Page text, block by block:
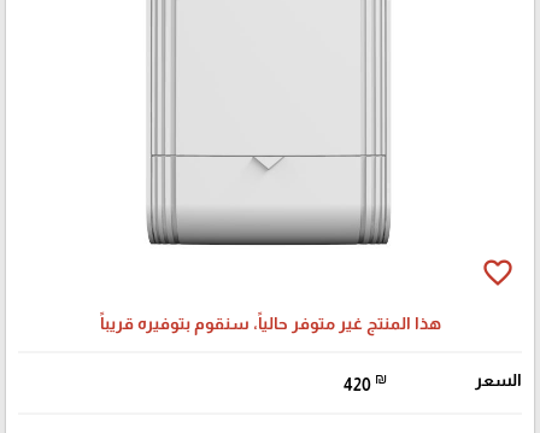
favorite_border
هذا المنتج غير متوفر حالياً، سنقوم بتوفيره قريباً
السعر 420 ₪